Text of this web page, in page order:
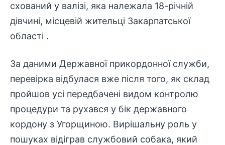
схований у валізі, яка належала 18-річній
дівчині, місцевій жительці Закарпатської
області .
За даними Державної прикордонної служби,
перевірка відбулася вже після того, як склад
пройшов усі передбачені видом контролю
процедури та рухався у бік державного
кордону з Угорщиною. Вирішальну роль у
пошуках відіграв службовий собака, який